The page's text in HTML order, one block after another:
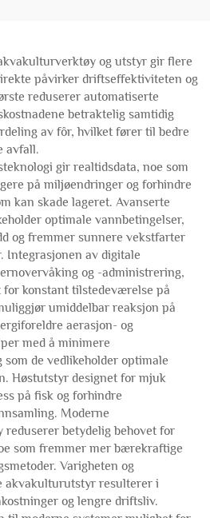
og utstyr gir flere
påvirker driftseffektiviteten og
reduserer automatiserte
betraktelig samtidig
av fôr, hvilket fører til bedre
avfall.
gir realtidsdata, noe som
på miljøendringer og forhindre
kan skade lageret. Avanserte
optimale vannbetingelser,
og fremmer sunnere vekstfarter
Integrasjonen av digitale
og -administrering,
for konstant tilstedeværelse på
umiddelbar reaksjon på
aerasjon- og
med å minimere
de vedlikeholder optimale
Høstutstyr designet for mjuk
på fisk og forhindre
Moderne
reduserer betydelig behovet for
som fremmer mer bærekraftige
Varigheten og
akvakulturutstyr resulterer i
og lengre driftsliv.